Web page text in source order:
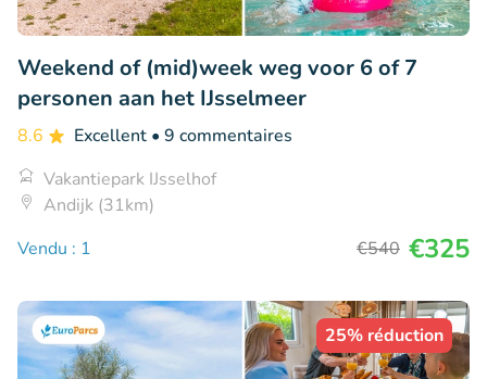
Weekend of (mid)week weg voor 6 of 7
personen aan het IJsselmeer
8.6 Excellent • 9 commentaires
Vakantiepark IJsselhof
Andijk (31km)
Vendu : 1
€540 €325
25% réduction